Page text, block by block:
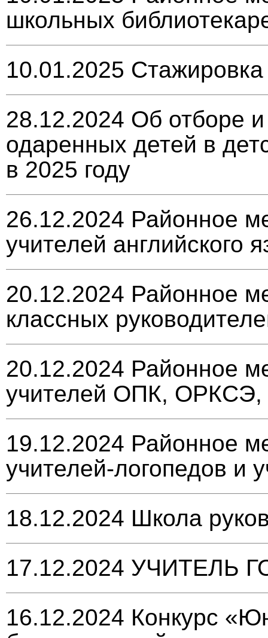
школьных
10.01.2025
28.12.2024 Об отборе
одаренных детей в
в 2025 году
26.12.2024 Районное
учителей английского
20.12.2024 Районное
классных
20.12.2024 Районное
учителей ОПК, ОРКСЭ,
19.12.2024 Районное
учителей-логопедов и
18.12.2024 Школа
17.12.2024 УЧИТЕЛЬ
16.12.2024 Конкурс